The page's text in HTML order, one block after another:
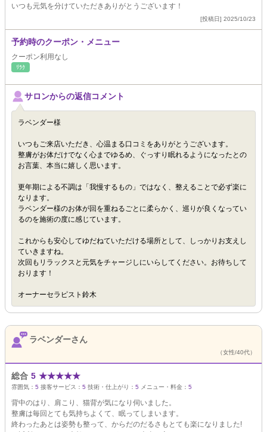
いつも元気を分けていただきありがとうございます！
[投稿日] 2025/10/23
予約時のクーポン・メニュー
クーポン利用なし
ﾘﾗｸ
サロンからの返信コメント
ラベンダー様
いつもご来店いただき、心温まる口コミをありがとうございます。
整膚がお体だけでなく心までゆるめ、ぐっすり眠れるようになったとの
お言葉、本当に嬉しく思います。
更年期による不調は「我慢するもの」ではなく、整えることで必ず楽に
なります。
ラベンダー様のお体が回を重ねるごとに柔らかく、巡りが良くなってい
るのを施術の度に感じています。
これからも安心してゆだねていただける場所として、しっかりお支えし
ていきますね。
次回もリラックスと元気をチャージしにいらしてください。お待ちして
おります！
オーナーセラピスト鈴木
ラベンダーさん
（女性/40代）
総合 5 ★★★★★
雰囲気： 5 接客サービス： 5 技術・仕上がり： 5 メニュー・料金： 5
背中のはり、肩こり、猫背が気になり伺いました。
整膚は毎回とても気持ちよくて、眠ってしまいます。
終わったあとは姿勢も整って、からだのだるさもとても楽になりました!